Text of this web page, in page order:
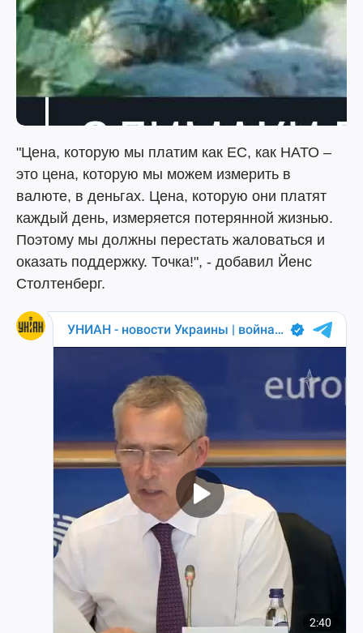
"Цена, которую мы платим как ЕС, как НАТО –
это цена, которую мы можем измерить в
валюте, в деньгах. Цена, которую они платят
каждый день, измеряется потерянной жизнью.
Поэтому мы должны перестать жаловаться и
оказать поддержку. Точка!", - добавил Йенс
Столтенберг.